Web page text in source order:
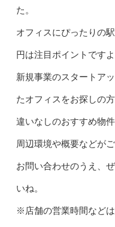
た。
オフィスにぴったりの
円は注目ポイントですよ
新規事業のスタートア
たオフィスをお探しの
違いなしのおすすめ物
周辺環境や概要などが
お問い合わせのうえ、
いね。
※店舗の営業時間など